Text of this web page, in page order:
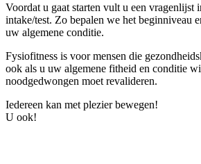
Voordat u gaat starten vult u een vragenlijst
intake/test. Zo bepalen we het beginniveau
uw algemene conditie.
Fysiofitness is voor mensen die
ook als u uw algemene fitheid en conditie
noodgedwongen moet revalideren.
Iedereen kan met plezier bewegen!
U ook!